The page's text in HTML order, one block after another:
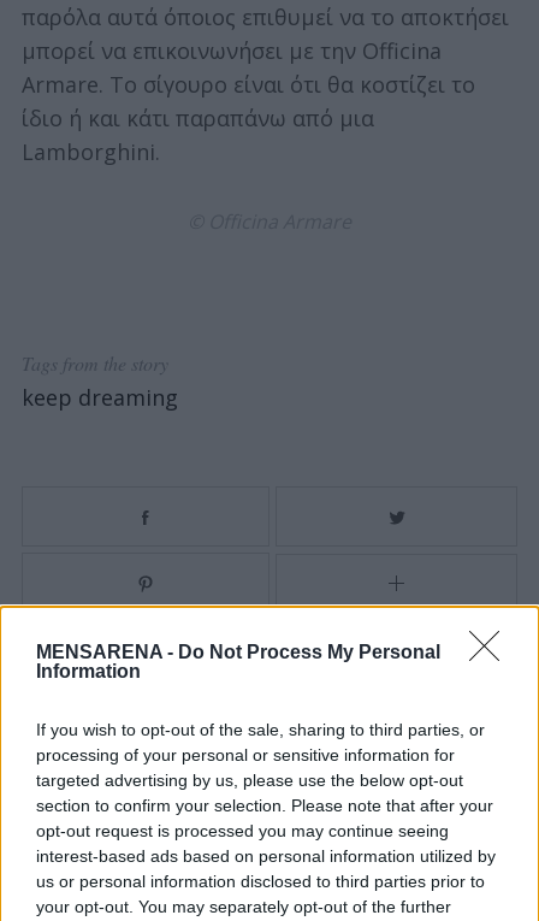
MENSARENA - Do Not Process My Personal
Information
If you wish to opt-out of the sale, sharing to third parties, or
processing of your personal or sensitive information for
targeted advertising by us, please use the below opt-out
section to confirm your selection. Please note that after your
opt-out request is processed you may continue seeing
interest-based ads based on personal information utilized by
us or personal information disclosed to third parties prior to
your opt-out. You may separately opt-out of the further
παρόλα αυτά όποιος επιθυμεί να το αποκτήσει
μπορεί να επικοινωνήσει με την Officina
Armare. Το σίγουρο είναι ότι θα κοστίζει το
ίδιο ή και κάτι παραπάνω από μια
Lamborghini.
Tags from the story
keep dreaming
a
c
o
r
: